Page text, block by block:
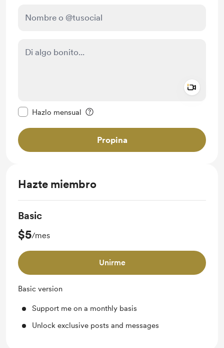
Hazlo mensual
Propina
Hazte miembro
Basic
$5/mes
Unirme
Basic version
Support me on a monthly basis
Unlock exclusive posts and messages